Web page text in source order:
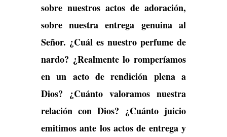
sobre nuestros actos de adoración,
sobre nuestra entrega genuina al
Señor. ¿Cuál es nuestro perfume de
nardo? ¿Realmente lo romperíamos
en un acto de rendición plena a
Dios? ¿Cuánto valoramos nuestra
relación con Dios? ¿Cuánto juicio
emitimos ante los actos de entrega y